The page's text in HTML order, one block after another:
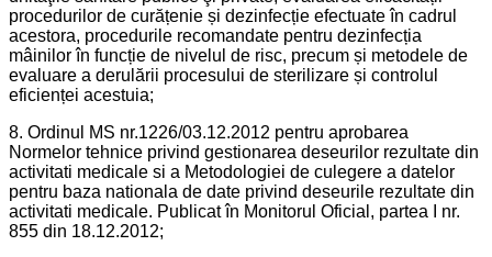
procedurilor de curățenie și dezinfecție efectuate în cadrul
acestora, procedurile recomandate pentru dezinfecția
mâinilor în funcție de nivelul de risc, precum și metodele de
evaluare a derulării procesului de sterilizare și controlul
eficienței acestuia;
8. Ordinul MS nr.1226/03.12.2012 pentru aprobarea
Normelor tehnice privind gestionarea deseurilor rezultate din
activitati medicale si a Metodologiei de culegere a datelor
pentru baza nationala de date privind deseurile rezultate din
activitati medicale. Publicat în Monitorul Oficial, partea I nr.
855 din 18.12.2012;